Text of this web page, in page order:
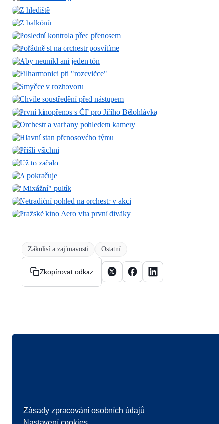
Zákulisí a zajímavosti Ostatní
Zkopírovat odkaz Sdílet článek na X
Sdílet článek na Facebooku
Sdílet článek na
Zásady zpracování osobních údajů
Nastavení cookies